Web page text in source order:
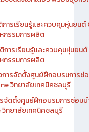
ารเรียนรู้และควบคุมหุ่นยน
กรรมการผลิต
ารเรียนรู้และควบคุมหุ่นยน
กรรมการผลิต
ารจัดตั้งศูนย์ฝึกอบรมการซ่
วิทยาลัยเทคนิคชลบุรี
จัดตั้งศูนย์ฝึกอบรมการซ่อมบ
ทยาลัยเทคนิคชลบุรี